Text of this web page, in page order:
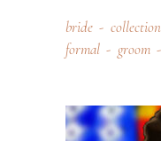
bride collection
formal
groom